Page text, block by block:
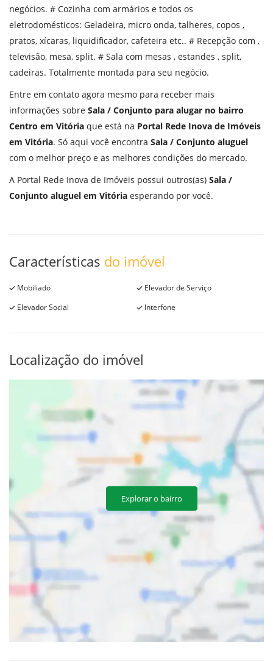
negócios. # Cozinha com armários e todos os
eletrodomésticos: Geladeira, micro onda, talheres, copos ,
pratos, xícaras, liquidificador, cafeteira etc.. # Recepção com ,
televisão, mesa, split. # Sala com mesas , estandes , split,
cadeiras. Totalmente montada para seu negócio.
Entre em contato agora mesmo para receber mais
informações sobre Sala / Conjunto para alugar no bairro
Centro em Vitória que está na Portal Rede Inova de Imóveis
em Vitória. Só aqui você encontra Sala / Conjunto aluguel
com o melhor preço e as melhores condições do mercado.
A Portal Rede Inova de Imóveis possui outros(as) Sala /
Conjunto aluguel em Vitória esperando por você.
Características do imóvel
Mobiliado
Elevador de Serviço
Elevador Social
Interfone
Localização do imóvel
Explorar o bairro